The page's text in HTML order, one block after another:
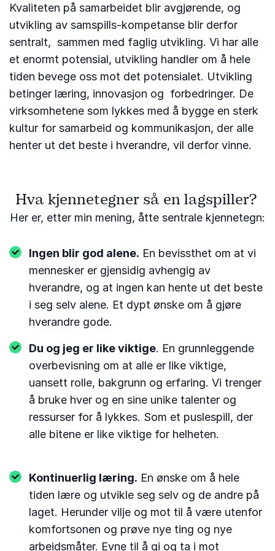
Kvaliteten på samarbeidet blir avgjørende, og
utvikling av samspills-kompetanse blir derfor
sentralt, sammen med faglig utvikling. Vi har alle
et enormt potensial, utvikling handler om å hele
tiden bevege oss mot det potensialet. Utvikling
betinger læring, innovasjon og forbedringer. De
virksomhetene som lykkes med å bygge en sterk
kultur for samarbeid og kommunikasjon, der alle
henter ut det beste i hverandre, vil derfor vinne.
Hva kjennetegner så en lagspiller?
Her er, etter min mening, åtte sentrale kjennetegn:
Ingen blir god alene. En bevissthet om at vi
mennesker er gjensidig avhengig av
hverandre, og at ingen kan hente ut det beste
i seg selv alene. Et dypt ønske om å gjøre
hverandre gode.
Du og jeg er like viktige. En grunnleggende
overbevisning om at alle er like viktige,
uansett rolle, bakgrunn og erfaring. Vi trenger
å bruke hver og en sine unike talenter og
ressurser for å lykkes. Som et puslespill, der
alle bitene er like viktige for helheten.
Kontinuerlig læring. En ønske om å hele
tiden lære og utvikle seg selv og de andre på
laget. Herunder vilje og mot til å være utenfor
komfortsonen og prøve nye ting og nye
arbeidsmåter. Evne til å gi og ta i mot